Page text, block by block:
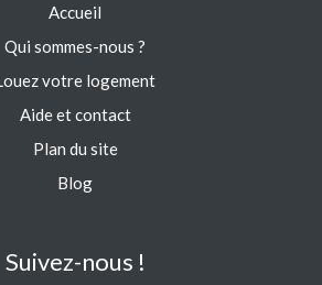
Accueil
Qui sommes-nous ?
votre logement
Aide et contact
Plan du site
Blog
Suivez-nous !